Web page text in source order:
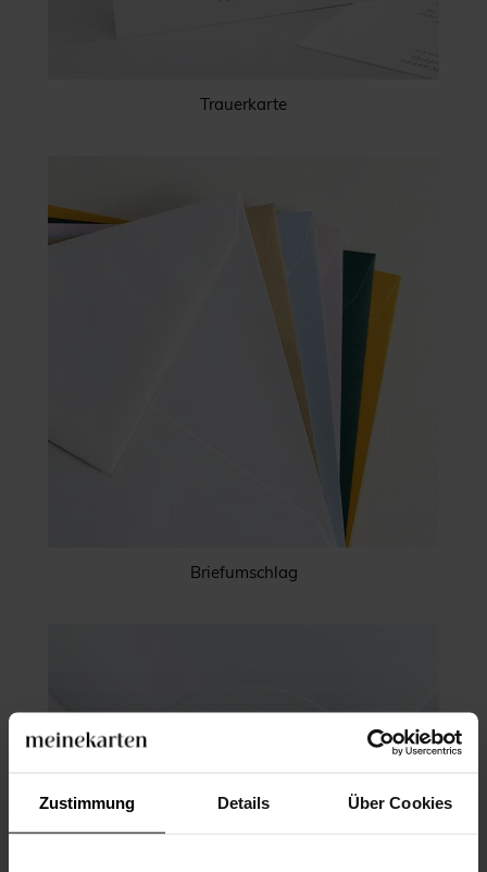
Zustimmung Details Über Cookies
Trauerkarte
Briefumschlag